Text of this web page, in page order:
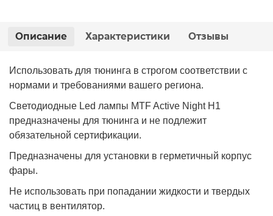
Описание Характеристики Отзывы
Использовать для тюнинга в строгом соответствии с
нормами и требованиями вашего региона.
Светодиодные Led лампы MTF Active Night H1
предназначены для тюнинга и не подлежит
обязательной сертификации.
Предназначены для установки в герметичный корпус
фары.
Не использовать при попадании жидкости и твердых
частиц в вентилятор.